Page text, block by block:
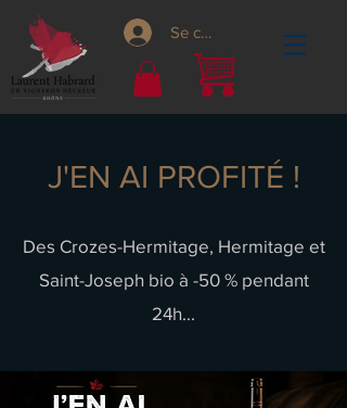
Se connecter
J'EN AI PROFITÉ !
Des Crozes-Hermitage, Hermitage et
Saint-Joseph bio à -50 % pendant
24h...